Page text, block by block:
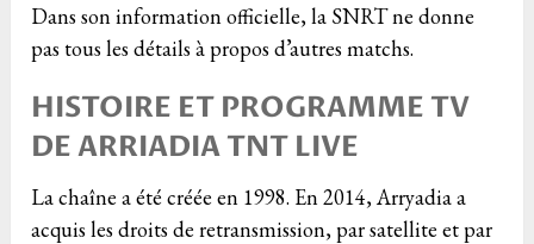
Dans son information officielle, la SNRT ne donne
pas tous les détails à propos d’autres matchs.
HISTOIRE ET PROGRAMME TV
DE ARRIADIA TNT LIVE
La chaîne a été créée en 1998. En 2014, Arryadia a
acquis les droits de retransmission, par satellite et par